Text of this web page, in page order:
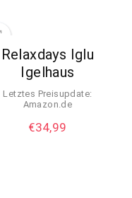
Relaxdays Iglu
Igelhaus
Letztes Preisupdate:
Amazon.de
€34,99